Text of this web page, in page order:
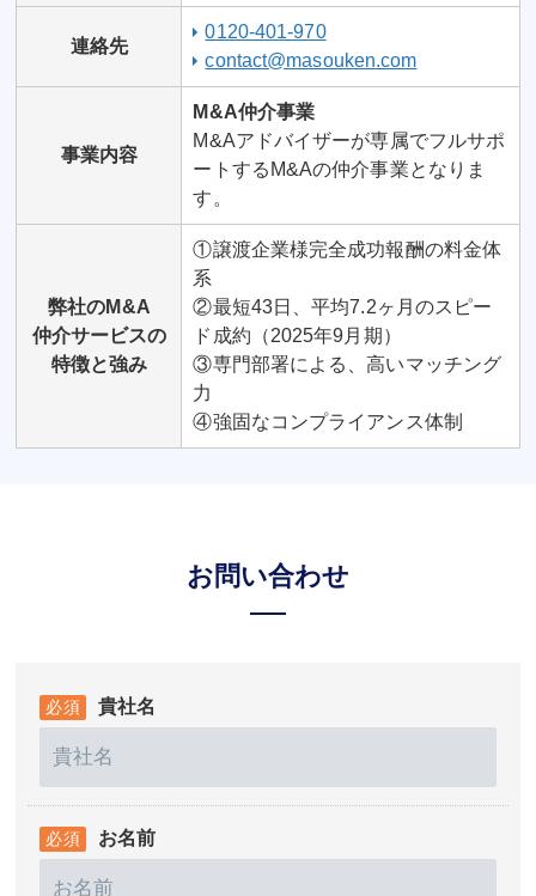
連絡先
0120-401-970
contact@masouken.com
事業内容
M&A仲介事業
M&Aアドバイザーが専属でフルサポ
ートするM&Aの仲介事業となりま
す。
弊社のM&A
仲介サービスの
特徴と強み
①譲渡企業様完全成功報酬の料金体
系
②最短43日、平均7.2ヶ月のスピー
ド成約（2025年9月期）
③専門部署による、高いマッチング
力
④強固なコンプライアンス体制
お問い合わせ
貴社名
お名前